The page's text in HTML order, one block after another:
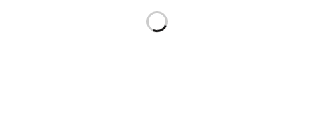
LE VIRTUOSE DU SON